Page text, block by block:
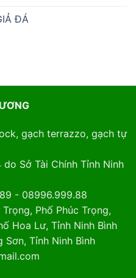
ĐÁ
gạch terrazzo, gạch tự
Sở Tài Chính Tỉnh Ninh
- 08996.999.88
Phố Phúc Trọng,
Hoa Lư, Tỉnh Ninh Bình
Tỉnh Ninh Bình